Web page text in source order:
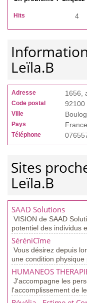
Hits 4
Leïla.B
Adresse 1656,
Code postal 92100
Ville
Pays France
Téléphone
Sites
Leïla.B
SAAD Solutions
VISION de SAAD
potentiel des individus
SéréniCîme
Vous désirez depuis
une condition physique
HUMANEOS
J'accompagne les
l'accomplissement de